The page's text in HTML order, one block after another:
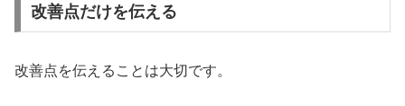
改善点だけを伝える
改善点を伝えることは大切です。